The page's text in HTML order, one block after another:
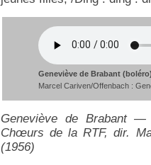
Geneviève de Brabant
Marcel Cariven/Offenbach :
Geneviève de Brabant
Chœurs de la RTF, dir.
(1956)